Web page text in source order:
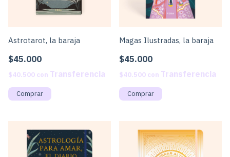
Astrotarot, la baraja
$45.000
$40.500 con
Magas Ilustradas, la baraja
$45.000
$40.500 con